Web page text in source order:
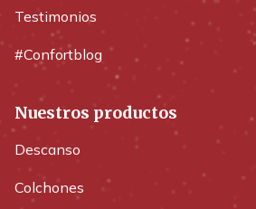
Testimonios
#Confortblog
Nuestros productos
Descanso
Colchones